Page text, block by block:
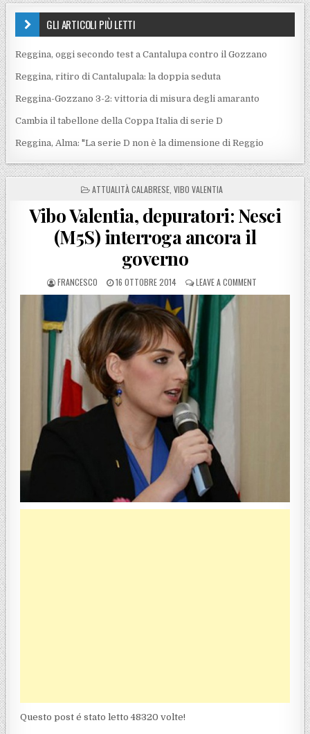
GLI ARTICOLI PIÙ LETTI
Reggina, oggi secondo test a Cantalupa contro il Gozzano
Reggina, ritiro di Cantalupala: la doppia seduta
Reggina-Gozzano 3-2: vittoria di misura degli amaranto
Cambia il tabellone della Coppa Italia di serie D
Reggina, Alma: "La serie D non è la dimensione di Reggio
POSTED IN
ATTUALITÀ CALABRESE, VIBO VALENTIA
Vibo Valentia, depuratori: Nesci
(M5S) interroga ancora il
governo
POSTED BY
FRANCESCO POSTED ON
16 OTTOBRE 2014 LEAVE A COMMENTON VIBO
Questo post é stato letto 48320 volte!